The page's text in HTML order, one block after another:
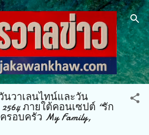
ข้ามไปที่เนื้อหาหลัก
นวาเลนไทน์และวัน
ภายใต้คอนเซปต์ “รัก
อบครัว My Family,